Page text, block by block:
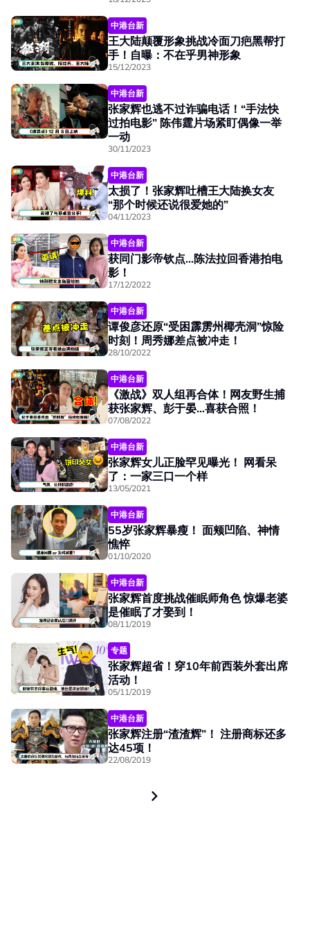
中港台新
王大陆颠覆形象挑战冷面刀疤黑帮打
手！自曝：不在乎男神形象
15/12/2023
中港台新
张家辉也逃不过诈骗电话！“手法快
过拍电影” 陈伟霆片场紧盯偶像一举
一动
30/11/2023
中港台新
太损了！张家辉吐槽王大陆换女友
“那个时候还说很爱她的”
04/11/2023
中港台新
获同门影帝钦点...陈法拉回香港拍电
影！
17/12/2022
中港台新
谭俊彦还原“受困霹雳州椰壳洞”惊险
时刻！周秀娜差点被冲走！
28/10/2022
中港台新
《激战》双人组再合体！网友野生捕
获张家辉、彭于晏…喜获合照！
07/08/2022
中港台新
张家辉女儿正脸罕见曝光！ 网看呆
了：一家三口一个样
13/05/2021
中港台新
55岁张家辉暴瘦！ 面颊凹陷、神情
憔悴
01/10/2020
中港台新
张家辉首度挑战催眠师角色 惊爆老婆
是催眠了才娶到！
08/11/2019
专题
张家辉超省！穿10年前西装外套出席
活动！
05/11/2019
中港台新
张家辉注册“渣渣辉”！ 注册商标还多
达45项！
22/08/2019